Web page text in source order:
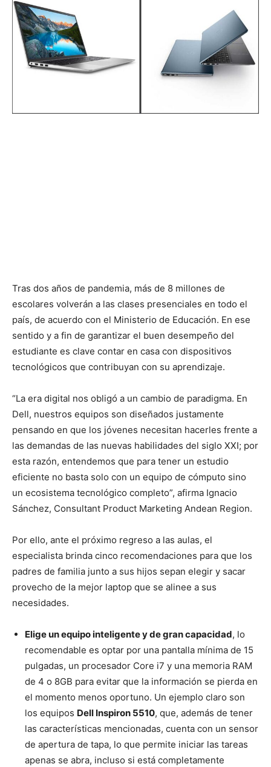
Tras dos años de pandemia, más de 8 millones de
escolares volverán a las clases presenciales en todo el
país, de acuerdo con el Ministerio de Educación. En ese
sentido y a fin de garantizar el buen desempeño del
estudiante es clave contar en casa con dispositivos
tecnológicos que contribuyan con su aprendizaje.
“La era digital nos obligó a un cambio de paradigma. En
Dell, nuestros equipos son diseñados justamente
pensando en que los jóvenes necesitan hacerles frente a
las demandas de las nuevas habilidades del siglo XXI; por
esta razón, entendemos que para tener un estudio
eficiente no basta solo con un equipo de cómputo sino
un ecosistema tecnológico completo”, afirma Ignacio
Sánchez, Consultant Product Marketing Andean Region.
Por ello, ante el próximo regreso a las aulas, el
especialista brinda cinco recomendaciones para que los
padres de familia junto a sus hijos sepan elegir y sacar
provecho de la mejor laptop que se alinee a sus
necesidades.
Elige un equipo inteligente y de gran capacidad, lo
recomendable es optar por una pantalla mínima de 15
pulgadas, un procesador Core i7 y una memoria RAM
de 4 o 8GB para evitar que la información se pierda en
el momento menos oportuno. Un ejemplo claro son
los equipos Dell Inspiron 5510, que, además de tener
las características mencionadas, cuenta con un sensor
de apertura de tapa, lo que permite iniciar las tareas
apenas se abra, incluso si está completamente